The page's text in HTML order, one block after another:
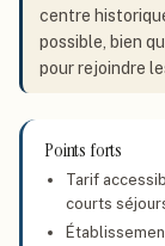
centre
possible, bien
pour rejoindre
Points forts
Tarif
courts